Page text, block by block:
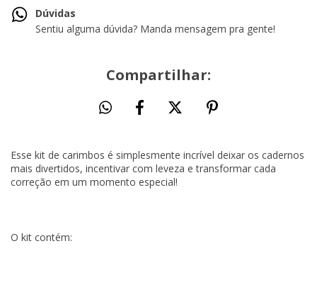
Dúvidas
Sentiu alguma dúvida? Manda mensagem pra gente!
Compartilhar:
Esse kit de carimbos é simplesmente incrível deixar os cadernos
mais divertidos, incentivar com leveza e transformar cada
correção em um momento especial!
O kit contém: